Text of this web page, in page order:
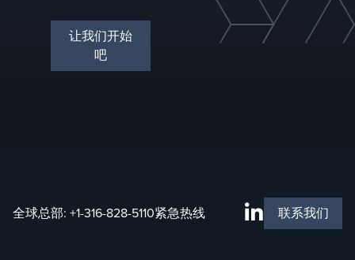
让我们开始
吧
全球总部: +1-316-828-5110紧急热线 联系我们